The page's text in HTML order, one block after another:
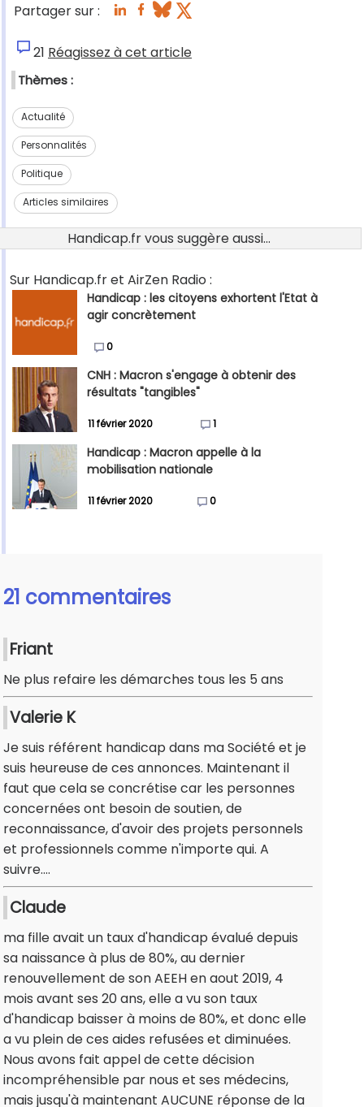
Partager sur :
21 Réagissez à cet article
Thèmes :
Actualité
Personnalités
Politique
Articles similaires
Handicap.fr vous suggère aussi...
Sur Handicap.fr et AirZen Radio :
Handicap : les citoyens exhortent l'Etat à
agir concrètement
0
CNH : Macron s'engage à obtenir des
résultats "tangibles"
11 février 2020 1
Handicap : Macron appelle à la
mobilisation nationale
11 février 2020 0
21 commentaires
Friant
Ne plus refaire les démarches tous les 5 ans
Valerie K
Je suis référent handicap dans ma Société et je
suis heureuse de ces annonces. Maintenant il
faut que cela se concrétise car les personnes
concernées ont besoin de soutien, de
reconnaissance, d'avoir des projets personnels
et professionnels comme n'importe qui. A
suivre....
Claude
ma fille avait un taux d'handicap évalué depuis
sa naissance à plus de 80%, au dernier
renouvellement de son AEEH en aout 2019, 4
mois avant ses 20 ans, elle a vu son taux
d'handicap baisser à moins de 80%, et donc elle
a vu plein de ces aides refusées et diminuées.
Nous avons fait appel de cette décision
incompréhensible par nous et ses médecins,
mais jusqu'à maintenant AUCUNE réponse de la